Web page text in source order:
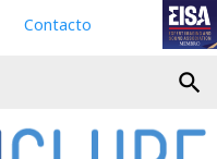
Contacto
search